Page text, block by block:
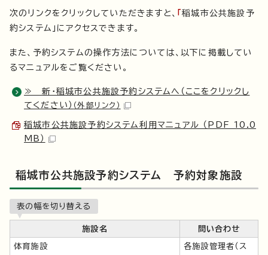
次のリンクをクリックしていただきますと、 「稲城市公共施設予
約システム」にアクセスできます。
また、予約システムの操作方法については、以下に掲載してい
るマニュアルをご覧ください。
≫ 新・稲城市公共施設予約システムへ（ここをクリックし
てください） （外部リンク）
稲城市公共施設予約システム利用マニュアル （PDF 10.0
MB）
稲城市公共施設予約システム 予約対象施設
表の幅を切り替える
施設名 問い合わせ
体育施設
各施設管理者（ス